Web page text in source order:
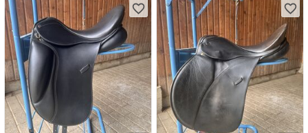
favorite_border favorite_border